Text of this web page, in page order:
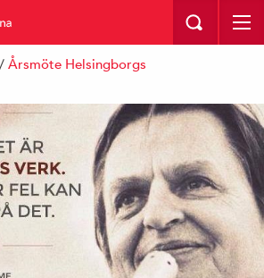
/ Årsmöte Helsingborgs